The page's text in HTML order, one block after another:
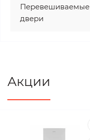
Перевешиваемые
двери
Акции